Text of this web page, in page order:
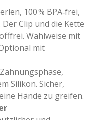
100 % BPA‑frei,
Clip und die Kette
Wahlweise mit
mit
Silikon. Sicher,
Hände zu greifen.